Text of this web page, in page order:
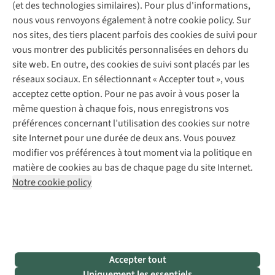
portez des
sur-
chaussures
et un
pantalon de
pluie!
porte un sac
à dos. La
tension
internedes
coudes et
des genoux
ou la
pression
externed’un
sac à dos sur
les épaules
augmenteront
endroits.
À partir de
les
promenades
par
temps
humide,
une
veste à
2 couches
fera
l’affaire.
Une
doublure
ou un
cousu(e)
(et des technologies similaires). Pour plus d'informations,
nous vous renvoyons également à notre cookie policy. Sur
nos sites, des tiers placent parfois des cookies de suivi pour
vous montrer des publicités personnalisées en dehors du
site web. En outre, des cookies de suivi sont placés par les
réseaux sociaux. En sélectionnant « Accepter tout », vous
acceptez cette option. Pour ne pas avoir à vous poser la
même question à chaque fois, nous enregistrons vos
préférences concernant l’utilisation des cookies sur notre
site Internet pour une durée de deux ans. Vous pouvez
modifier vos préférences à tout moment via la politique en
matière de cookies au bas de chaque page du site Internet.
Notre cookie policy
Accepter tout
Réparation de chaussures
Réparation de vêtements
Retouches
Pour les entreprises
Expertise & conseils
Abonnez-vous à la newsletter
Suivez-nous
Mentions légales
Politique de confidentialité
Conditions générales
Cookie Policy
AS Adventure Luxemburg SA,